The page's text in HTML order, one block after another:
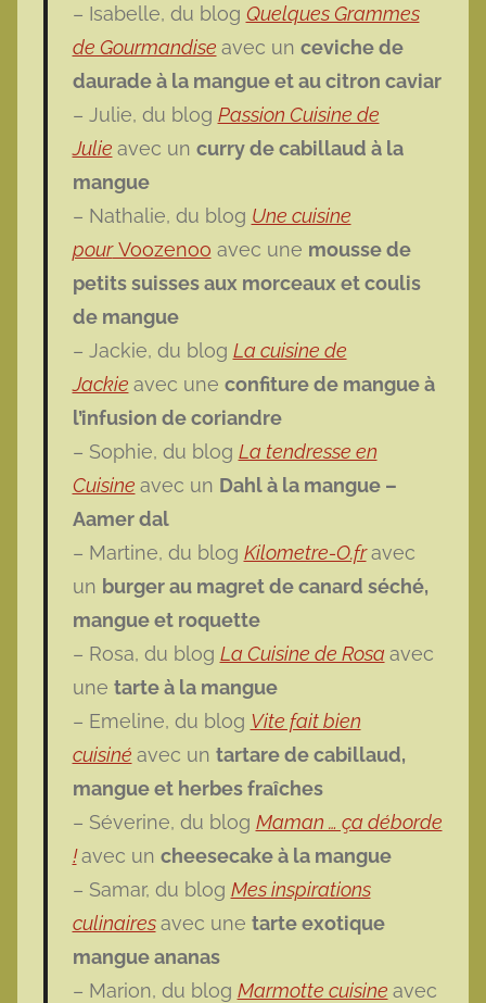
– Isabelle, du blog Quelques Grammes
de Gourmandise avec un ceviche de
daurade à la mangue et au citron caviar
– Julie, du blog Passion Cuisine de
Julie avec un curry de cabillaud à la
mangue
– Nathalie, du blog Une cuisine
pourVoozenoo avec une mousse de
petits suisses aux morceaux et coulis
de mangue
– Jackie, du blog La cuisine de
Jackie avec une confiture de mangue à
l’infusion de coriandre
– Sophie, du blog La tendresse en
Cuisine avec un Dahl à la mangue –
Aamer dal
– Martine, du blog Kilometre-O.fr avec
un burger au magret de canard séché,
mangue et roquette
– Rosa, du blog La Cuisine de Rosa avec
une tarte à la mangue
– Emeline, du blog Vite fait bien
cuisiné avec un tartare de cabillaud,
mangue et herbes fraîches
– Séverine, du blog Maman … ça déborde
! avec un cheesecake à la mangue
– Samar, du blog Mes inspirations
culinaires avec une tarte exotique
mangue ananas
– Marion, du blog Marmotte cuisine avec